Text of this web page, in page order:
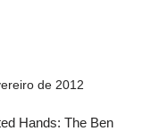
de 2012
Hands: The Ben